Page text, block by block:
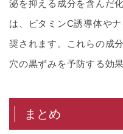
泌を抑える成分を含んだ
は、ビタミンC誘導体や
奨されます。これらの成
穴の黒ずみを予防する効
まとめ